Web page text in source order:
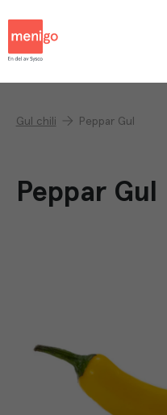
Gul chili Peppar Gul
Peppar Gul